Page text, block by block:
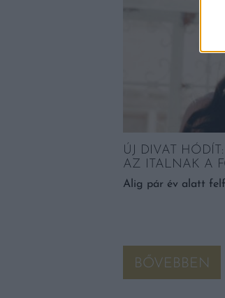
ÚJ DIVAT
AZ ITALNAK A
Alig pár év alatt
BŐVEBBEN